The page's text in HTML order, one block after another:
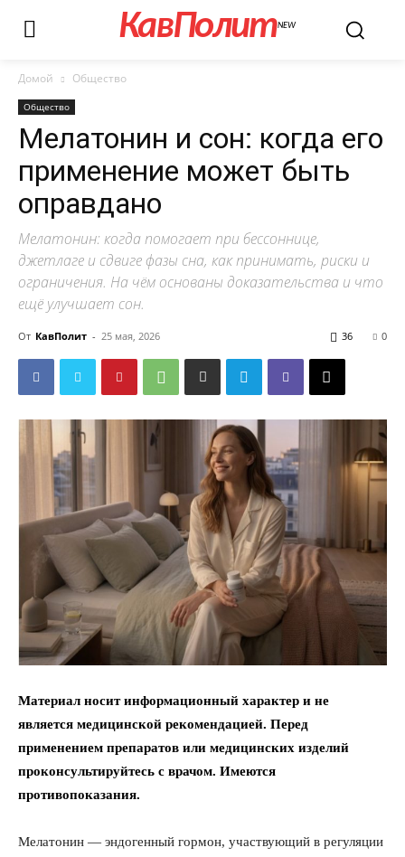
КавПолитNEW
Домой Общество
Общество
Мелатонин и сон: когда его
применение может быть
оправдано
Мелатонин: когда помогает при бессоннице,
джетлаге и сдвиге фазы сна, как принимать, риски и
ограничения. На чём основаны доказательства и что
ещё улучшает сон.
От КавПолит - 25 мая, 2026 0
36
Материал носит информационный характер и не
является медицинской рекомендацией. Перед
применением препаратов или медицинских изделий
проконсультируйтесь с врачом. Имеются
противопоказания.
Мелатонин — эндогенный гормон, участвующий в регуляции